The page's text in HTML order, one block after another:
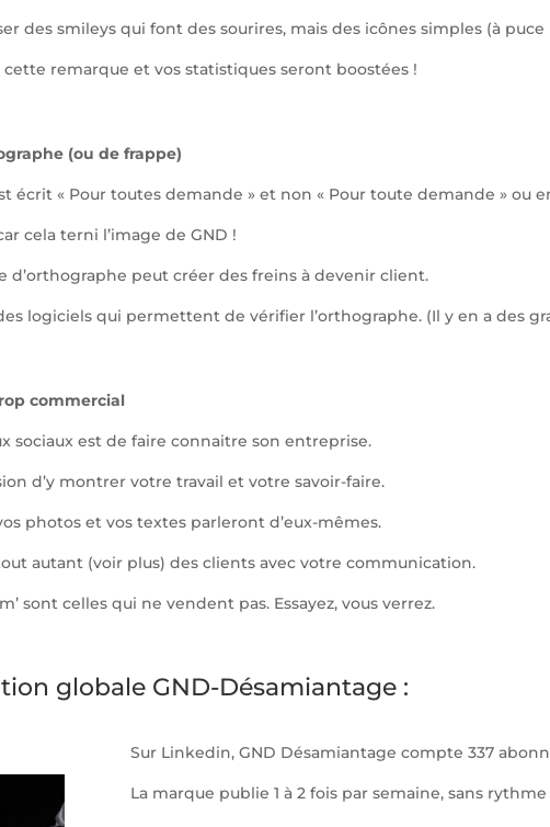
des smileys qui font des sourires, mais des icônes simples (à
remarque et vos statistiques seront boostées !
(ou de frappe)
écrit « Pour toutes demande » et non « Pour toute demande » ou
cela terni l’image de GND !
d’orthographe peut créer des freins à devenir client.
logiciels qui permettent de vérifier l’orthographe. (Il y en a des
commercial
sociaux est de faire connaitre son entreprise.
d’y montrer votre travail et votre savoir-faire.
photos et vos textes parleront d’eux-mêmes.
autant (voir plus) des clients avec votre communication.
sont celles qui ne vendent pas. Essayez, vous verrez.
globale GND-Désamiantage :
Sur Linkedin, GND Désamiantage compte 337
La marque publie 1 à 2 fois par semaine, sans rythme